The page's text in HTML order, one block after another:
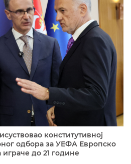
конститутивној
одбора за УЕФА Европско
играче до 21 године